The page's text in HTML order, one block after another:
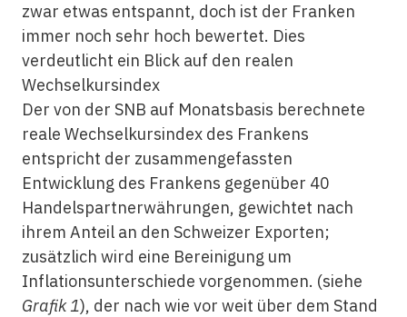
zwar etwas entspannt, doch ist der Franken
immer noch sehr hoch bewertet. Dies
verdeutlicht ein Blick auf den realen
Wechselkursindex
Der von der SNB auf Monatsbasis berechnete
reale Wechselkursindex des Frankens
entspricht der zusammengefassten
Entwicklung des Frankens gegenüber 40
Handelspartnerwährungen, gewichtet nach
ihrem Anteil an den Schweizer Exporten;
zusätzlich wird eine Bereinigung um
Inflationsunterschiede vorgenommen. (siehe
Grafik 1), der nach wie vor weit über dem Stand